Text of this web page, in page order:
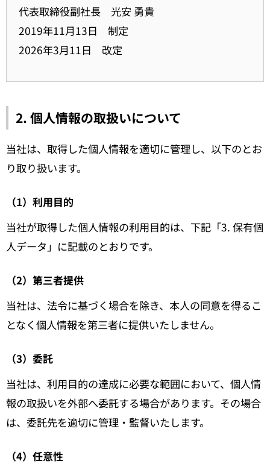
代表取締役副社長 光安 勇貴
2019年11月13日 制定
2026年3月11日 改定
2. 個人情報の取扱いについて
当社は、取得した個人情報を適切に管理し、以下のとお
り取り扱います。
（1）利用目的
当社が取得した個人情報の利用目的は、下記「3. 保有個
人データ」に記載のとおりです。
（2）第三者提供
当社は、法令に基づく場合を除き、本人の同意を得るこ
となく個人情報を第三者に提供いたしません。
（3）委託
当社は、利用目的の達成に必要な範囲において、個人情
報の取扱いを外部へ委託する場合があります。その場合
は、委託先を適切に管理・監督いたします。
（4）任意性